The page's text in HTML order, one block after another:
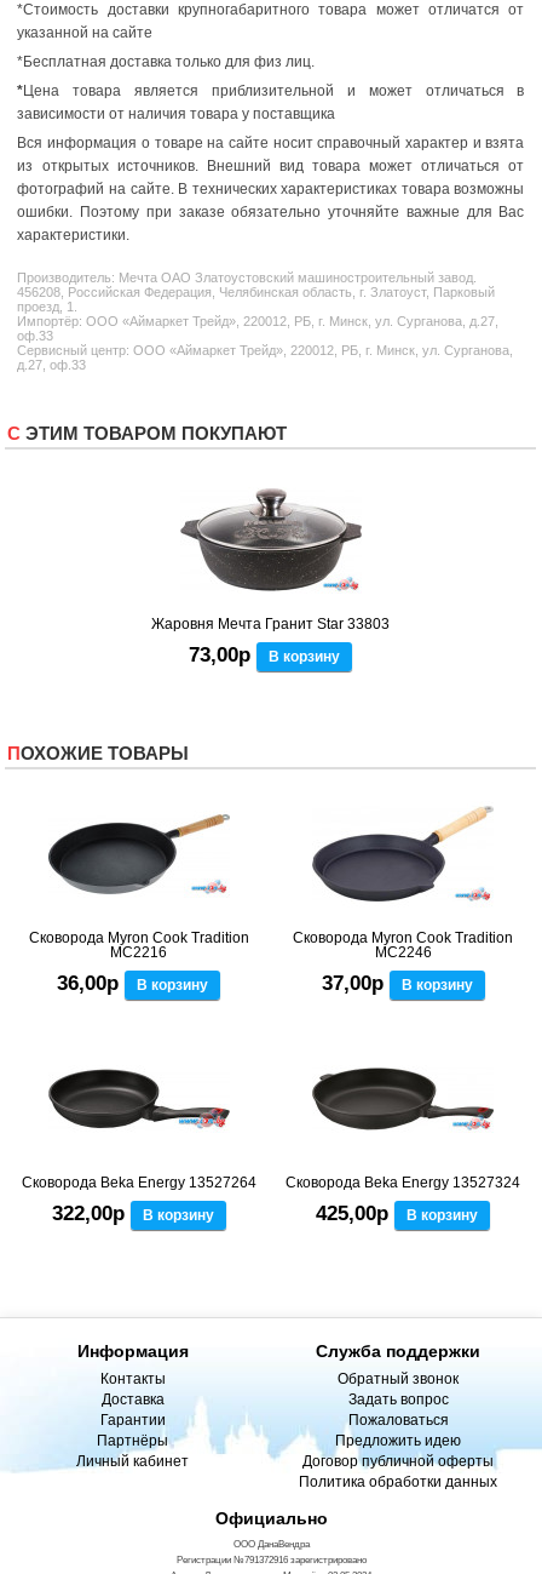
*Стоимость доставки крупногабаритного товара может отличатся от
указанной на сайте
*Бесплатная доставка только для физ лиц.
*Цена товара является приблизительной и может отличаться в
зависимости от наличия товара у поставщика
Вся информация о товаре на сайте носит справочный характер и взята
из открытых источников. Внешний вид товара может отличаться от
фотографий на сайте. В технических характеристиках товара возможны
ошибки. Поэтому при заказе обязательно уточняйте важные для Вас
характеристики.
Производитель: Мечта ОАО Златоустовский машиностроительный завод.
456208, Российская Федерация, Челябинская область, г. Златоуст, Парковый
проезд, 1.
Импортёр: ООО «Аймаркет Трейд», 220012, РБ, г. Минск, ул. Сурганова, д.27,
оф.33
Сервисный центр: ООО «Аймаркет Трейд», 220012, РБ, г. Минск, ул. Сурганова,
д.27, оф.33
С ЭТИМ ТОВАРОМ ПОКУПАЮТ
Жаровня Мечта Гранит Star 33803
73,00р В корзину
ПОХОЖИЕ ТОВАРЫ
Сковорода Myron Cook Tradition
MC2216
36,00р В корзину
Сковорода Myron Cook Tradition
MC2246
37,00р В корзину
Сковорода Beka Energy 13527264
322,00р В корзину
Сковорода Beka Energy 13527324
425,00р В корзину
Информация
Контакты
Доставка
Гарантии
Партнёры
Личный кабинет
Служба поддержки
Обратный звонок
Задать вопрос
Пожаловаться
Предложить идею
Договор публичной оферты
Политика обработки данных
Официально
ООО ДанаВендра
Регистрации №791372916 зарегистрировано